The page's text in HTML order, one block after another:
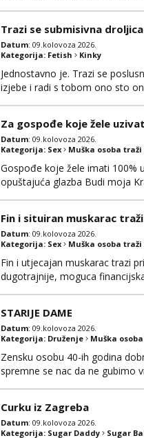
Trazi se submisivna droljica
Datum: 09.kolovoza 2026.
Kategorija: Fetish Kinky
Jednostavno je. Trazi se
izjebe i radi s tobom ono sto
Za gospođe koje žele
Datum: 09.kolovoza 2026.
Kategorija: Sex Muška osoba traži
Gospođe koje žele imati 100%
opuštajuća glazba Budi moja
Fin i situiran muskarac traži
Datum: 09.kolovoza 2026.
Kategorija: Sex Muška osoba traži
Fin i utjecajan muskarac trazi
dugotrajnije, moguca
STARIJE DAME
Datum: 09.kolovoza 2026.
Kategorija: Druženje Muška
Zensku osobu 40-ih godina
spremne se nac da ne gubimo
Curku iz Zagreba
Datum: 09.kolovoza 2026.
Kategorija: Sugar Daddy Sugar